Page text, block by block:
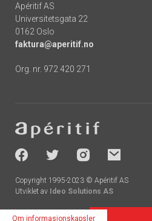
Apéritif AS
Universitetsgata 22
0162 Oslo
faktura@aperitif.no
Org. nr. 972 420 271
-
socials
Copyright 1995-2023 © Apéritif AS
Utviklet av Ideo Solutions AS
Om informasjonskapsler